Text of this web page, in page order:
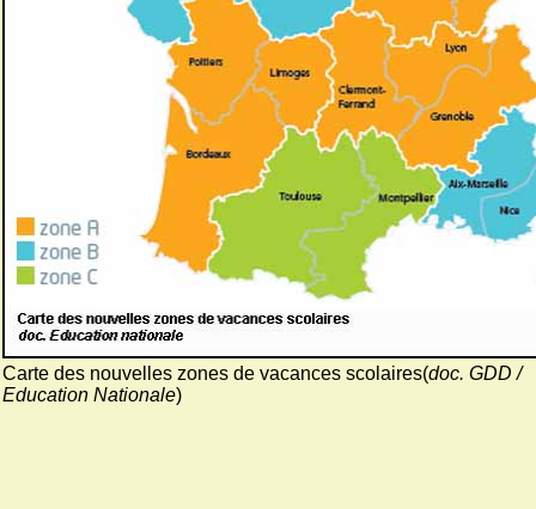
Carte des nouvelles zones de vacances scolaires(doc. GDD /
Education Nationale)